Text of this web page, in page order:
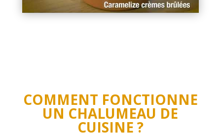
COMMENT FONCTIONNE
UN CHALUMEAU DE
CUISINE ?